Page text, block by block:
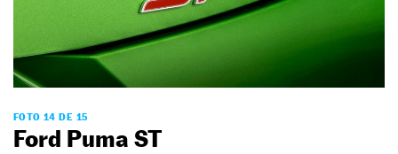
FOTO 14 DE 15
Ford Puma ST